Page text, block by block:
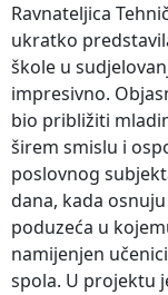
Ravnateljica
ukratko
škole u
impresivno.
bio približiti
širem smislu i
poslovnog
dana, kada
poduzeća u
namijenjen
spola. U projektu